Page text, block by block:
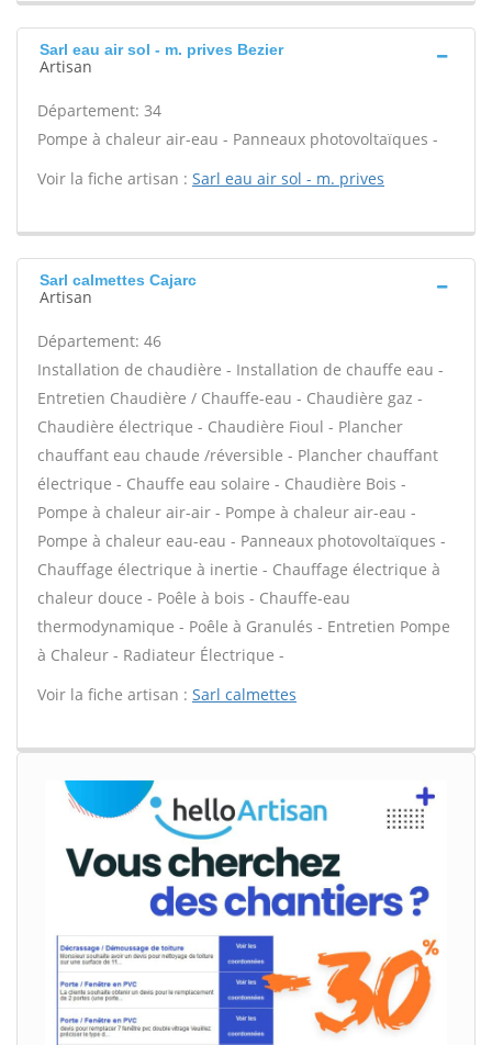
Sarl eau air sol - m. prives Bezier
Artisan
Département: 34
Pompe à chaleur air-eau - Panneaux photovoltaïques -
Voir la fiche artisan : Sarl eau air sol - m. prives
Sarl calmettes Cajarc
Artisan
Département: 46
Installation de chaudière - Installation de chauffe eau -
Entretien Chaudière / Chauffe-eau - Chaudière gaz -
Chaudière électrique - Chaudière Fioul - Plancher
chauffant eau chaude /réversible - Plancher chauffant
électrique - Chauffe eau solaire - Chaudière Bois -
Pompe à chaleur air-air - Pompe à chaleur air-eau -
Pompe à chaleur eau-eau - Panneaux photovoltaïques -
Chauffage électrique à inertie - Chauffage électrique à
chaleur douce - Poêle à bois - Chauffe-eau
thermodynamique - Poêle à Granulés - Entretien Pompe
à Chaleur - Radiateur Électrique -
Voir la fiche artisan : Sarl calmettes